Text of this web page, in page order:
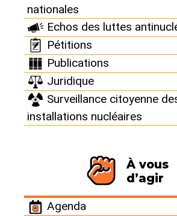
nationales
Echos des luttes
Pétitions
Publications
Juridique
Surveillance citoyenne
installations nucléaires
À vous
d’agir
Agenda
vapeurs
été
Areva
Le Conseil d’administration d’EDF a
commande de 44 générateurs de
aux centrales nucléaires de